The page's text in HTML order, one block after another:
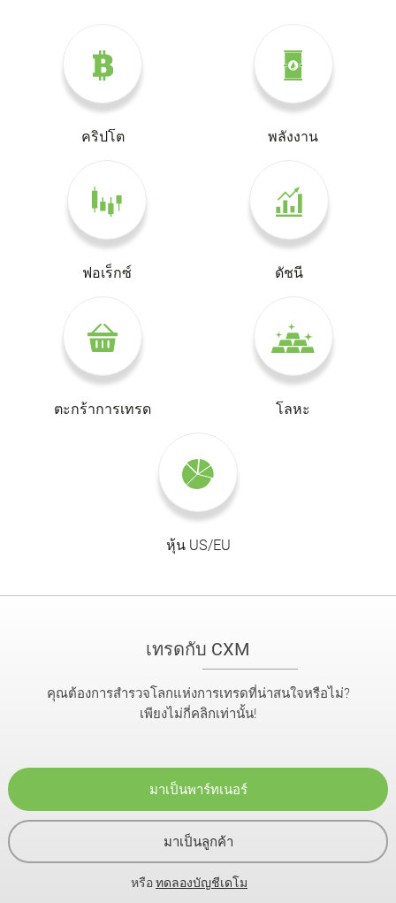
คริปโต พลังงาน
ฟอเร็กซ์ ดัชนี
ตะกร้าการเทรด โลหะ
หุ้น US/EU
เทรดกับ CXM
คุณต้องการสำรวจโลกแห่งการเทรดที่น่าสนใจหรือไม่?
เพียงไม่กี่คลิกเท่านั้น!
มาเป็นพาร์ทเนอร์
มาเป็นลูกค้า
หรือทดลองบัญชีเดโม